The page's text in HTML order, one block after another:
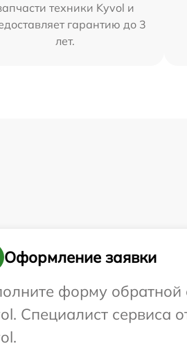
техники Kyvol и
гарантию до 3
лет.
Оформление заявки
форму обратной
Специалист сервиса